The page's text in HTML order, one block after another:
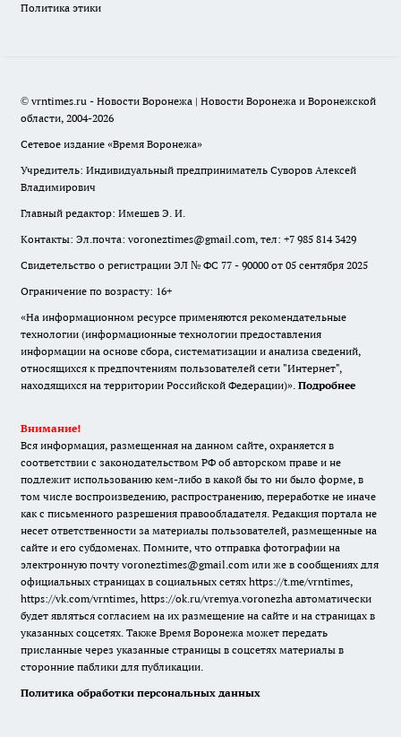
Политика этики
© vrntimes.ru - Новости Воронежа | Новости Воронежа и Воронежской
области, 2004-2026
Сетевое издание «Время Воронежа»
Учредитель: Индивидуальный предприниматель Суворов Алексей
Владимирович
Главный редактор: Имешев Э. И.
Контакты: Эл.почта: voroneztimes@gmail.com, тел: +7 985 814 3429
Свидетельство о регистрации ЭЛ № ФС 77 - 90000 от 05 сентября 2025
Ограничение по возрасту: 16+
«На информационном ресурсе применяются рекомендательные
технологии (информационные технологии предоставления
информации на основе сбора, систематизации и анализа сведений,
относящихся к предпочтениям пользователей сети "Интернет",
находящихся на территории Российской Федерации)». Подробнее
Внимание!
Вся информация, размещенная на данном сайте, охраняется в
соответствии с законодательством РФ об авторском праве и не
подлежит использованию кем-либо в какой бы то ни было форме, в
том числе воспроизведению, распространению, переработке не иначе
как с письменного разрешения правообладателя. Редакция портала не
несет ответственности за материалы пользователей, размещенные на
сайте и его субдоменах. Помните, что отправка фотографии на
электронную почту voroneztimes@gmail.com или же в сообщениях для
официальных страницах в социальных сетях https://t.me/vrntimes,
https://vk.com/vrntimes, https://ok.ru/vremya.voronezha автоматически
будет являться согласием на их размещение на сайте и на страницах в
указанных соцсетях. Также Время Воронежа может передать
присланные через указанные страницы в соцсетях материалы в
сторонние паблики для публикации.
Политика обработки персональных данных